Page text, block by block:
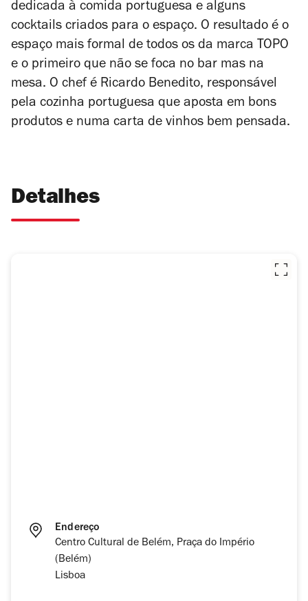
dedicada à comida portuguesa e alguns
cocktails criados para o espaço. O resultado é o
espaço mais formal de todos os da marca TOPO
e o primeiro que não se foca no bar mas na
mesa. O chef é Ricardo Benedito, responsável
pela cozinha portuguesa que aposta em bons
produtos e numa carta de vinhos bem pensada.
Detalhes
Endereço
Centro Cultural de Belém, Praça do Império
(Belém)
Lisboa